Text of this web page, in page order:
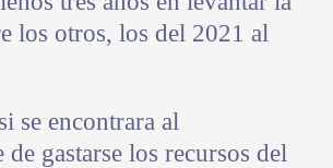
los otros, los del 2021 al
se encontrara al
de gastarse los recursos del